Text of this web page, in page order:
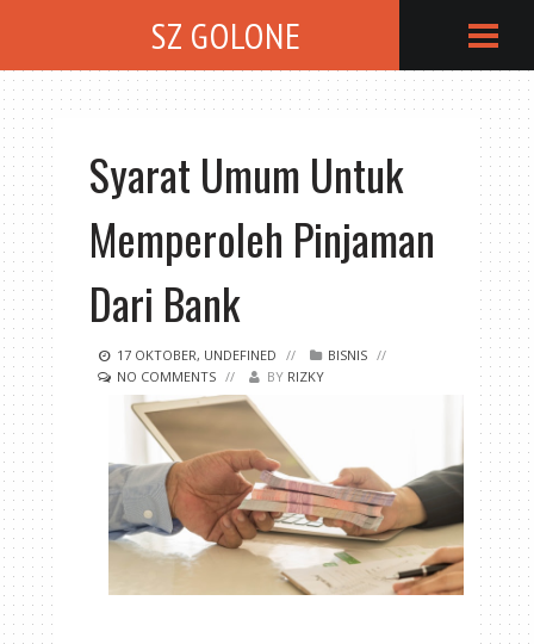
SZ GOLONE
Syarat Umum Untuk
Memperoleh Pinjaman
Dari Bank
17 OKTOBER, UNDEFINED // BISNIS //
NO COMMENTS // BY RIZKY